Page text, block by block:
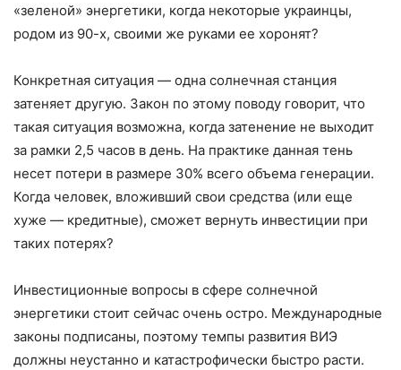
«зеленой» энергетики, когда некоторые украинцы,
родом из 90-х, своими же руками ее хоронят?
Конкретная ситуация — одна солнечная станция
затеняет другую. Закон по этому поводу говорит, что
такая ситуация возможна, когда затенение не выходит
за рамки 2,5 часов в день. На практике данная тень
несет потери в размере 30% всего объема генерации.
Когда человек, вложивший свои средства (или еще
хуже — кредитные), сможет вернуть инвестиции при
таких потерях?
Инвестиционные вопросы в сфере солнечной
энергетики стоит сейчас очень остро. Международные
законы подписаны, поэтому темпы развития ВИЭ
должны неустанно и катастрофически быстро расти.